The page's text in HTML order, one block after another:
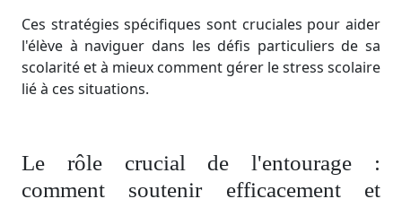
Ces stratégies spécifiques sont cruciales pour aider
l'élève à naviguer dans les défis particuliers de sa
scolarité et à mieux comment gérer le stress scolaire
lié à ces situations.
Le rôle crucial de l'entourage :
comment soutenir efficacement et